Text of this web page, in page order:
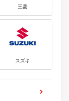
三菱
スズキ